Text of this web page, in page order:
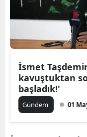
İsmet
kavuştuktan
başladık!'
Gündem 01